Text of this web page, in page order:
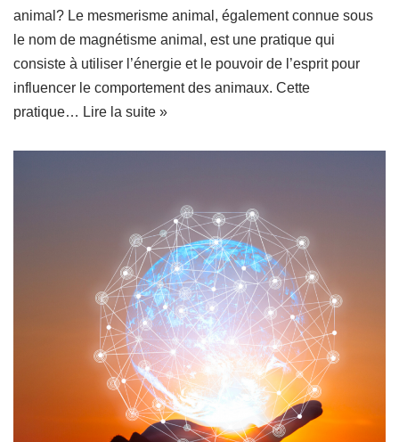
animal? Le mesmerisme animal, également connue sous
le nom de magnétisme animal, est une pratique qui
consiste à utiliser l’énergie et le pouvoir de l’esprit pour
influencer le comportement des animaux. Cette
pratique… Lire la suite »